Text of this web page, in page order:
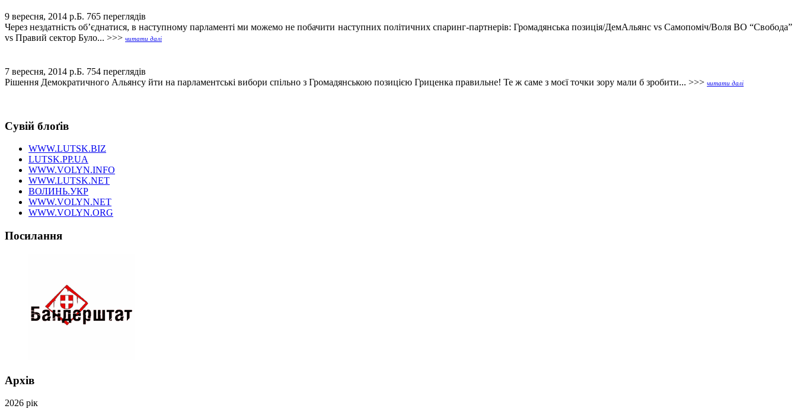
9 вересня, 2014 р.Б. 765 переглядів
Через нездатність об’єднатися, в наступному парламенті ми можемо не побачити наступних політичних спаринг-партнерів: Громадянська позиція/ДемАльянс vs Самопоміч/Воля ВО “Свобода”
vs Правий сектор Було... >>> читати далі
7 вересня, 2014 р.Б. 754 переглядів
Рішення Демократичного Альянсу йти на парламентські вибори спільно з Громадянською позицією Гриценка правильне! Те ж саме з моєї точки зору мали б зробити... >>> читати далі
Сувій блоґів
WWW.LUTSK.BIZ
LUTSK.PP.UA
WWW.VOLYN.INFO
WWW.LUTSK.NET
ВОЛИНЬ.УКР
WWW.VOLYN.NET
WWW.VOLYN.ORG
Посилання
Архів
2026 рік